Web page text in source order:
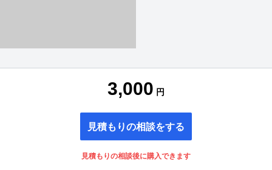
3,000 円
見積もりの相談をする
見積もりの相談後に購入できます